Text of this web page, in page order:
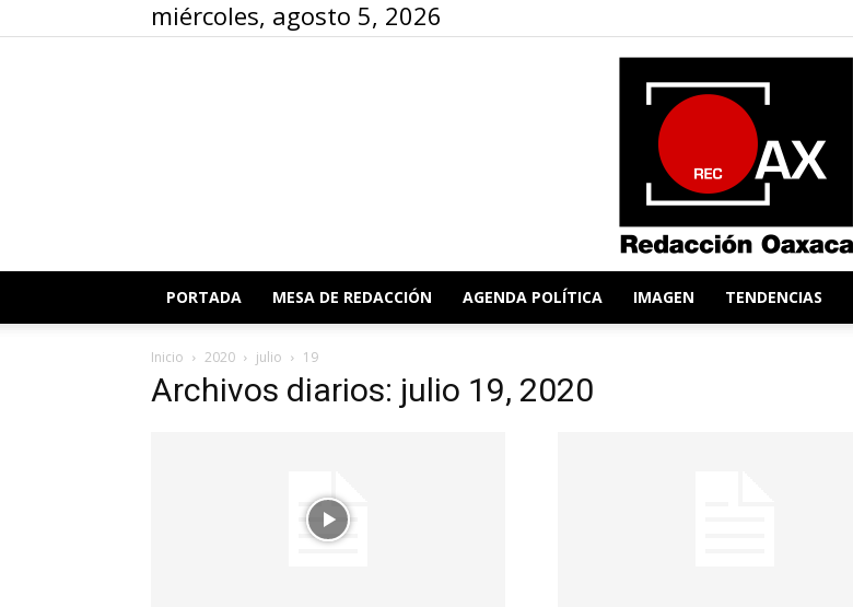
miércoles, agosto 5, 2026
PORTADA MESA DE REDACCIÓN AGENDA POLÍTICA IMAGEN TENDENCIAS
Inicio 2020 julio 19
Archivos diarios: julio 19, 2020